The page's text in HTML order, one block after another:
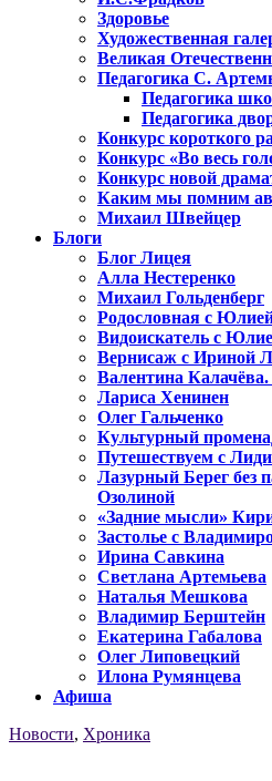
Здоровье
Художественная
Великая
Педагогика С.
Педагогика
Педагогика
Конкурс короткого
Конкурс «Во весь
Конкурс новой
Каким мы помним
Михаил Швейцер
Блоги
Блог Лицея
Алла Нестеренко
Михаил Гольденберг
Родословная с
Видоискатель с
Вернисаж с Ириной
Валентина
Лариса Хенинен
Олег Гальченко
Культурный
Путешествуем с
Лазурный Берег без
Озолиной
«Задние мысли»
Застолье с
Ирина Савкина
Светлана Артемьева
Наталья Мешкова
Владимир Берштейн
Екатерина Габалова
Олег Липовецкий
Илона Румянцева
Афиша
Новости, Хроника